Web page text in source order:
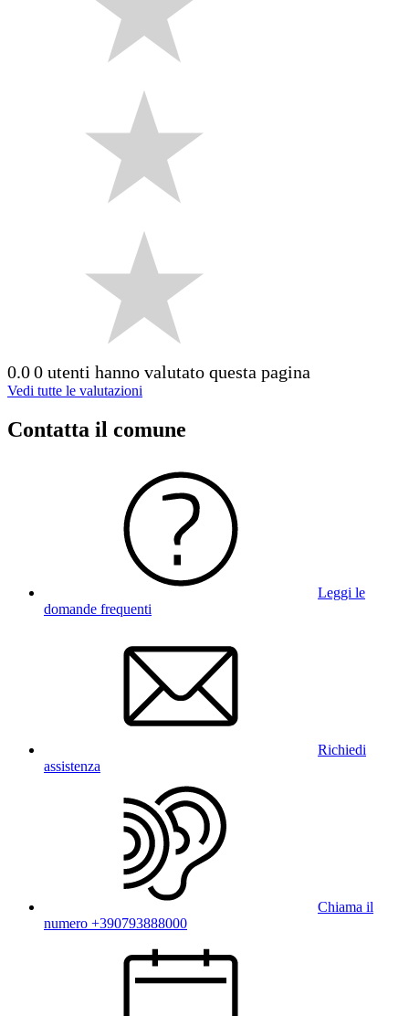
0.00 utenti hanno valutato questa pagina
Vedi tutte le valutazioni
Contatta il comune
Leggi le
domande frequenti
Richiedi
assistenza
Chiama il
numero +390793888000